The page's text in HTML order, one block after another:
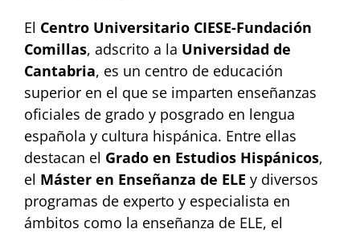
El Centro Universitario CIESE-Fundación
Comillas, adscrito a la Universidad de
Cantabria, es un centro de educación
superior en el que se imparten enseñanzas
oficiales de grado y posgrado en lengua
española y cultura hispánica. Entre ellas
destacan el Grado en Estudios Hispánicos,
el Máster en Enseñanza de ELE y diversos
programas de experto y especialista en
ámbitos como la enseñanza de ELE, el